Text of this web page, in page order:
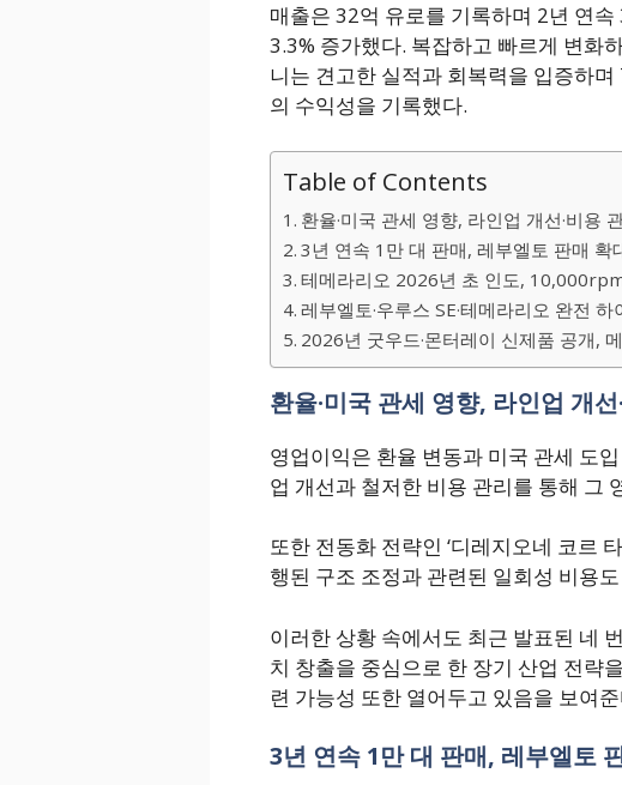
매출은 32억 유로를 기록하며 2년 연
3.3% 증가했다. 복잡하고 빠르게 변화
니는 견고한 실적과 회복력을 입증하
의 수익성을 기록했다.
Table of Contents
환율·미국 관세 영향, 라인업 개선·비용
3년 연속 1만 대 판매, 레부엘토 판매 확
테메라리오 2026년 초 인도,
레부엘토·우루스 SE·테메라리오 완전
2026년 굿우드·몬터레이 신제품 공개,
환율·미국 관세 영향, 라인업 개
영업이익은 환율 변동과 미국 관세 도
업 개선과 철저한 비용 관리를 통해 그
또한 전동화 전략인 ‘디레지오네 코르
행된 구조 조정과 관련된 일회성 비용
이러한 상황 속에서도 최근 발표된 네
치 창출을 중심으로 한 장기 산업 전략
련 가능성 또한 열어두고 있음을 보여
3년 연속 1만 대 판매, 레부엘토